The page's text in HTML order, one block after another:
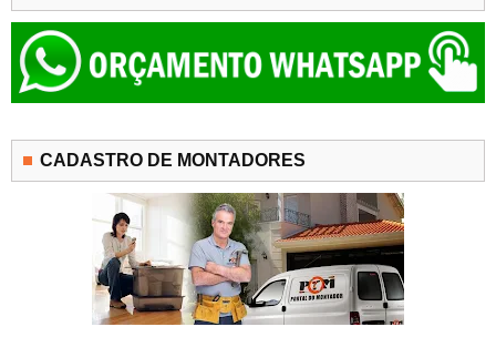
CADASTRO DE MONTADORES